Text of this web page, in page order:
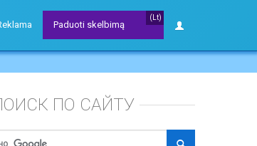
(Lt)
Paduoti skelbimą
ПО САЙТУ